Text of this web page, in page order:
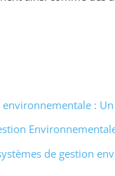
environnementale :
de gestion